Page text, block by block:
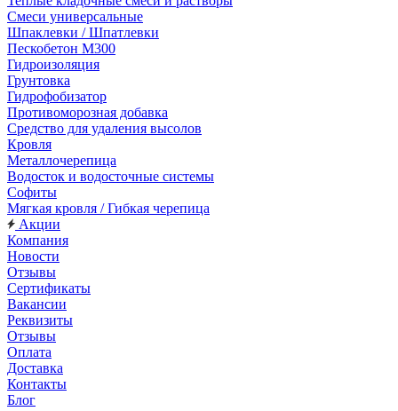
Смеси универсальные
Шпаклевки / Шпатлевки
Пескобетон М300
Гидроизоляция
Грунтовка
Гидрофобизатор
Противоморозная добавка
Средство для удаления высолов
Кровля
Металлочерепица
Водосток и водосточные системы
Софиты
Мягкая кровля / Гибкая черепица
Акции
Компания
Новости
Отзывы
Сертификаты
Вакансии
Реквизиты
Отзывы
Оплата
Доставка
Контакты
Блог